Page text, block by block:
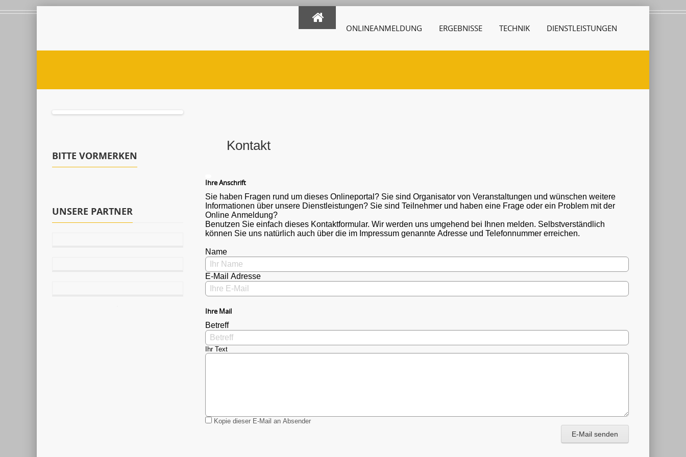
ONLINEANMELDUNG ERGEBNISSE TECHNIK DIENSTLEISTUNGEN
BITTE VORMERKEN
UNSERE PARTNER
Kontakt
Ihre Anschrift
Sie haben Fragen rund um dieses Onlineportal? Sie sind Organisator von Veranstaltungen und wünschen weitere
Informationen über unsere Dienstleistungen? Sie sind Teilnehmer und haben eine Frage oder ein Problem mit der
Online Anmeldung?
Benutzen Sie einfach dieses Kontaktformular. Wir werden uns umgehend bei Ihnen melden. Selbstverständlich
können Sie uns natürlich auch über die im Impressum genannte Adresse und Telefonnummer erreichen.
Name
E-Mail Adresse
Ihre Mail
Betreff
Ihr Text
Kopie dieser E-Mail an Absender
E-Mail senden